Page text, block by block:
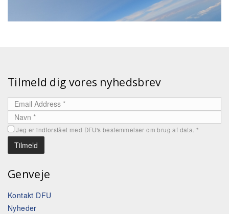
Tilmeld dig vores nyhedsbrev
Jeg er indforstået med DFU's bestemmelser om brug af data.*
Genveje
Kontakt DFU
Nyheder